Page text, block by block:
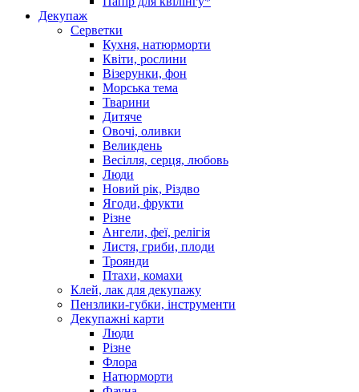
Декупаж
Серветки
Кухня, натюрморти
Квіти, рослини
Візерунки, фон
Морська тема
Тварини
Дитяче
Овочі, оливки
Великдень
Весілля, серця, любовь
Люди
Новий рік, Різдво
Ягоди, фрукти
Різне
Ангели, феї, релігія
Листя, гриби, плоди
Троянди
Птахи, комахи
Клей, лак для декупажу
Пензлики-губки, інструменти
Декупажні карти
Люди
Різне
Флора
Натюрморти